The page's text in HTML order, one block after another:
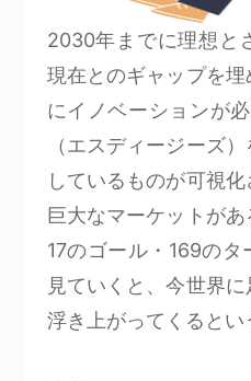
2030年までに理想と
現在とのギャップを
にイノベーションが
（エスディージーズ
しているものが可視
巨大なマーケットがあ
17のゴール・169の
見ていくと、今世界
浮き上がってくるとい